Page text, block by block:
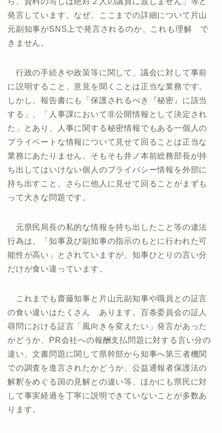
発言しています。なぜ、ここまでの詳細について片山
元副知事がSNS上で発言されるのか、これも理解 で
きません。
行政の手続きや政策等に関して、議会に対して事前
に説明すること、意見を聞くことは正当な業務です。
しかし、報告書にも「保護されるべき『秘密』に該当
する」、「人事課において非公開情報として決定され
た」とあり、人事に関する秘密情報でもある一個人の
プライベートな情報について見せて回ることは正当な
業務にあたりません。そもそも井ノ本前総務部長が持
ち出してはいけない個人のプライバシー情報を外部に
持ち出すこと、さらに他人に見せて回ることがまずも
って大きな問題です。
元県民局長の私的な情報を持ち出したこと等の違法
行為は、「知事及び副知事の指示のもとに行われた可
能性が高い」とされていますが、知事ひとりの言い分
だけが食い違っています。
これまでも齋藤知事と片山元副知事や職員との証言
の食い違いはたくさん あります。百条委員会の証人
尋問における証言「風向きを変えたい」発言があった
かどうか、PR会社への報酬支払問題に対する言い分の
違い、文書問題に関して県幹部から知事へ第三者機関
での調査を進言されたかどうか、公益通報者保護法の
解釈をめぐる国の見解との違い等、ほかにも県民に対
して事実経過を丁寧に説明できていないことが多数あ
ります。